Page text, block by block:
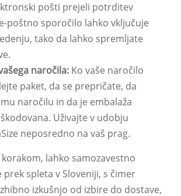
pošti prejeli potrditev
poštno sporočilo lahko vključuje
tako da lahko spremljate
naročila: Ko vaše naročilo
paket, da se prepričate, da
naročilu in da je embalaža
Uživajte v udobju
neposredno na vaš prag.
lahko samozavestno
prek spleta v Sloveniji, s čimer
izkušnjo od izbire do dostave,